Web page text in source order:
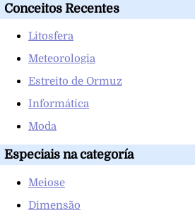
Conceitos Recentes
Litosfera
Meteorologia
Estreito de Ormuz
Informática
Moda
Especiais na categoría
Meiose
Dimensão